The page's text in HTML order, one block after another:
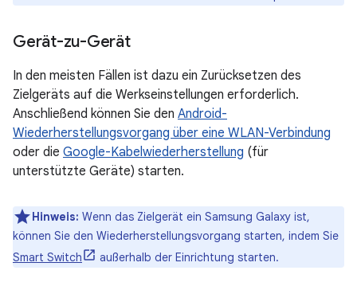
Gerät-zu-Gerät
In den meisten Fällen ist dazu ein Zurücksetzen des
Zielgeräts auf die Werkseinstellungen erforderlich.
Anschließend können Sie den Android-
Wiederherstellungsvorgang über eine WLAN-Verbindung
oder die Google-Kabelwiederherstellung (für
unterstützte Geräte) starten.
Hinweis: Wenn das Zielgerät ein Samsung Galaxy ist,
können Sie den Wiederherstellungsvorgang starten, indem Sie
Smart Switch
außerhalb der Einrichtung starten.